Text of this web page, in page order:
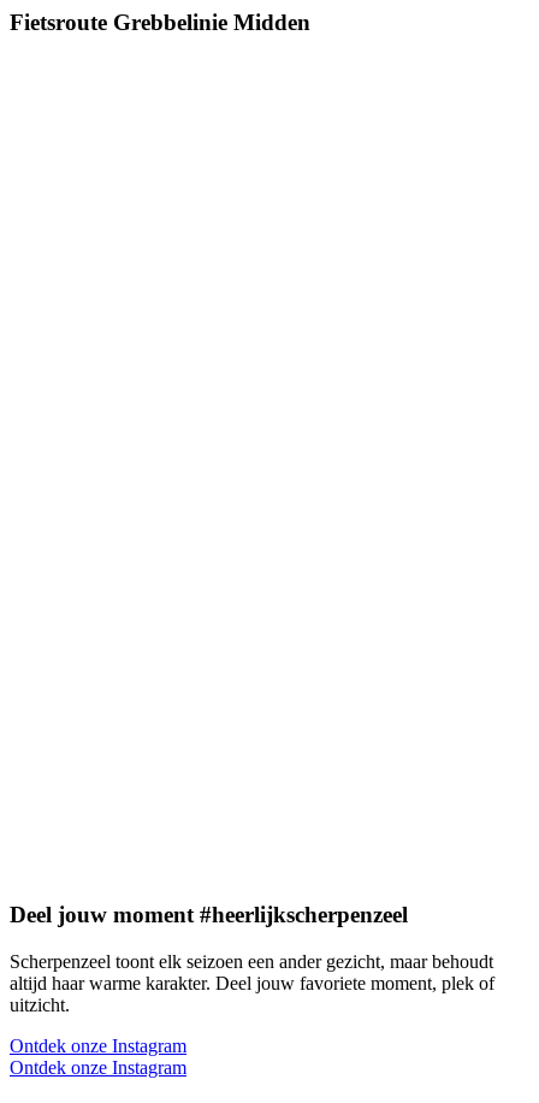
Fietsroute Grebbelinie Midden
Deel jouw moment #heerlijkscherpenzeel
Scherpenzeel toont elk seizoen een ander gezicht, maar behoudt
altijd haar warme karakter. Deel jouw favoriete moment, plek of
uitzicht.
Ontdek onze Instagram
Ontdek onze Instagram